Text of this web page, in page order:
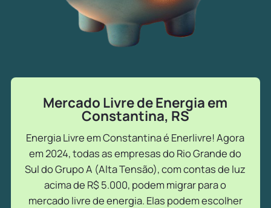
Mercado Livre de Energia em
Constantina, RS
Energia Livre em Constantina é Enerlivre! Agora
em 2024, todas as empresas do Rio Grande do
Sul do Grupo A (Alta Tensão), com contas de luz
acima de R$ 5.000, podem migrar para o
mercado livre de energia. Elas podem escolher